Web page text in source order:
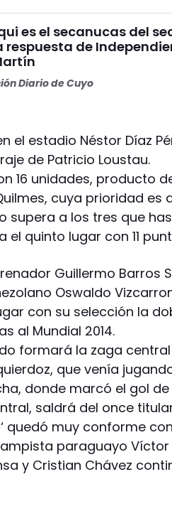
es el secanucas del
respuesta de
Diario de Cuyo
el estadio Néstor Díaz
de Patricio Loustau.
16 unidades, producto
cuya prioridad es
supera a los tres que
quinto lugar con 11
Guillermo Barros
Oswaldo
con su selección la
al Mundial 2014.
formará la zaga
que venía
donde marcó el gol
saldrá del once
quedó muy conforme
paraguayo Víctor
y Cristian Chávez